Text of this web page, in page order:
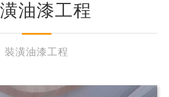
油漆工程
裝潢油漆工程